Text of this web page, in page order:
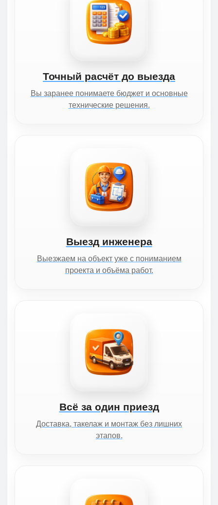
Точный расчёт до выезда
Вы заранее понимаете бюджет и основные
технические решения.
Выезд инженера
Выезжаем на объект уже с пониманием
проекта и объёма работ.
Всё за один приезд
Доставка, такелаж и монтаж без лишних
этапов.